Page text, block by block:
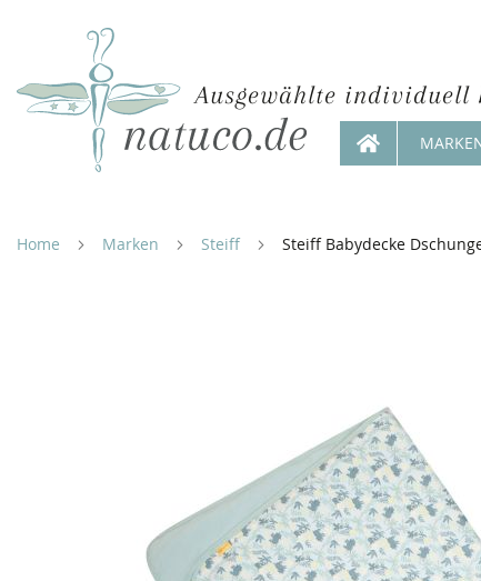
Ausgewählte
Inhalt
Home Marken Steiff Steiff Babydecke